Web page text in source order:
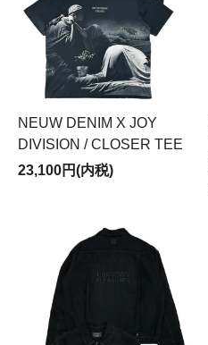
NEUW DENIM X JOY
DIVISION / CLOSER TEE
23,100円(内税)